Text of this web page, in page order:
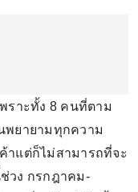
ราะทั้ง 8 คนที่ตาม
พยายามทุกความ
าแต่ก็ไม่สามารถที่จะ
วง กรกฎาคม-